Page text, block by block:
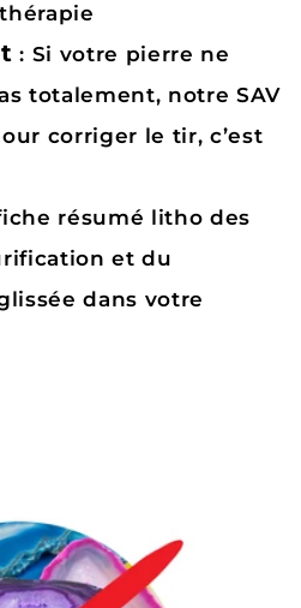
: Si votre pierre ne
totalement, notre SAV
corriger le tir, c’est
résumé litho des
et du
dans votre